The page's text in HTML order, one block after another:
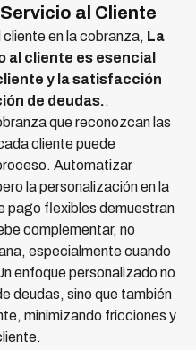
al Cliente
en la cobranza, La
al cliente es esencial
y la satisfacción
de deudas..
que reconozcan las
cliente puede
Automatizar
la personalización en la
pago flexibles demuestran
complementar, no
especialmente cuando
enfoque personalizado no
deudas, sino que también
minimizando fricciones y